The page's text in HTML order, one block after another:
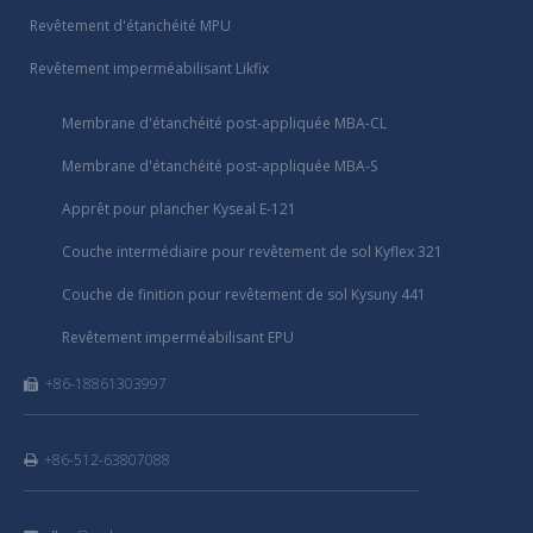
Revêtement d'étanchéité MPU
Revêtement imperméabilisant Likfix
Membrane d'étanchéité post-appliquée MBA-CL
Membrane d'étanchéité post-appliquée MBA-S
Apprêt pour plancher Kyseal E-121
Couche intermédiaire pour revêtement de sol Kyflex 321
Couche de finition pour revêtement de sol Kysuny 441
Revêtement imperméabilisant EPU
 +86-18861303997
+86-512-63807088